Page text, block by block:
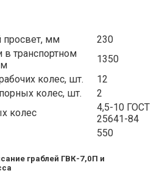
просвет, мм
230
транспортном
1350
колес, шт.
12
колес, шт.
2
колес
4,5-10 ГОСТ
25641-84
550
граблей ГВК-7,0П и